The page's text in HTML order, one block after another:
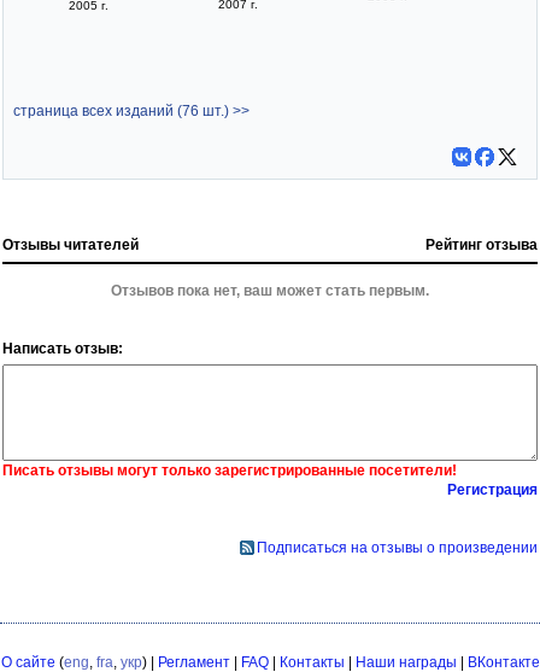
2005 г. 2007 г.
страница всех изданий (76 шт.) >>
Отзывы читателей Рейтинг отзыва
Отзывов пока нет, ваш может стать первым.
Написать отзыв:
Писать отзывы могут только зарегистрированные посетители!
Регистрация
Подписаться на отзывы о произведении
О сайте (eng fra укр) | Регламент| FAQ| Контакты | Наши награды | ВКонтакте